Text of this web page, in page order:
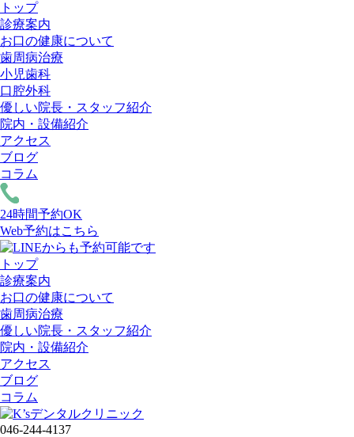
トップ
診療案内
お口の健康について
歯周病治療
小児歯科
口腔外科
優しい院長・スタッフ紹介
院内・設備紹介
アクセス
ブログ
コラム
24時間予約OK
Web予約はこちら
トップ
診療案内
お口の健康について
歯周病治療
優しい院長・スタッフ紹介
院内・設備紹介
アクセス
ブログ
コラム
046-244-4137